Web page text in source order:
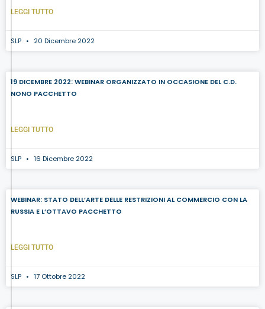
LEGGI TUTTO
SLP 20 Dicembre 2022
19 DICEMBRE 2022: WEBINAR ORGANIZZATO IN OCCASIONE DEL C.D.
NONO PACCHETTO
LEGGI TUTTO
SLP 16 Dicembre 2022
WEBINAR: STATO DELL’ARTE DELLE RESTRIZIONI AL COMMERCIO CON LA
RUSSIA E L’OTTAVO PACCHETTO
LEGGI TUTTO
SLP 17 Ottobre 2022